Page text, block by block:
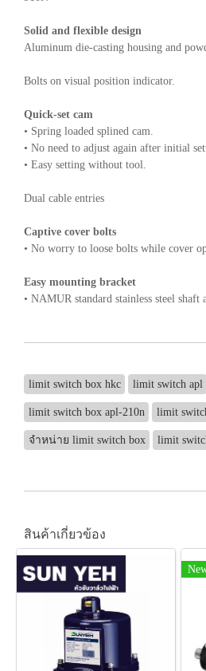
Solid and flexible design
Aluminum die-casting housing and
Bolts on visual position indicator.
Quick-set cam
• Spring loaded splined cam.
• No need to adjust again after initial
• Easy setting without tool.
Dual cable entries
Captive cover bolts
• No worry to loose bolts while cover
Easy mounting bracket
• NAMUR standard stainless steel shaft
limit switch box hkc limit switch apl
limit switch box apl-210n limit
จำหน่าย limit switch box limit
สินค้าเกี่ยวข้อง